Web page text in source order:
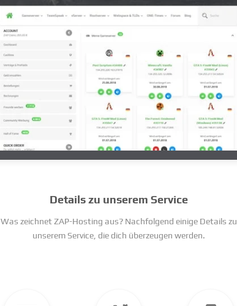
Details zu unserem Service
Was zeichnet ZAP-Hosting aus? Nachfolgend einige Details zu
unserem Service, die dich überzeugen werden.